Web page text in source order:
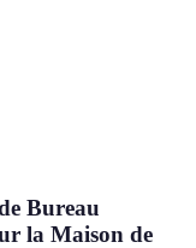
Bureau
la Maison de